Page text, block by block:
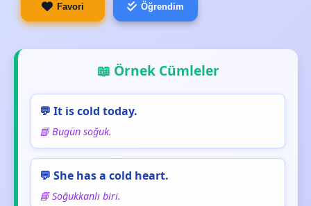
Favori Öğrendim
📖 Örnek Cümleler
💬 It is cold today.
📘 Bugün soğuk.
💬 She has a cold heart.
📘 Soğukkanlı biri.